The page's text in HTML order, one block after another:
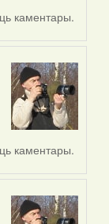
каментары.
каментары.